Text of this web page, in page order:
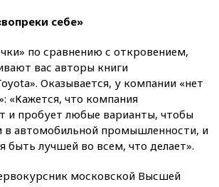
себе»
по сравнению с откровением,
вас авторы книги
Оказывается, у компании «нет
«Кажется, что компания
и пробует любые варианты, чтобы
в автомобильной промышленности, и
быть лучшей во всем, что делает».
московской Высшей